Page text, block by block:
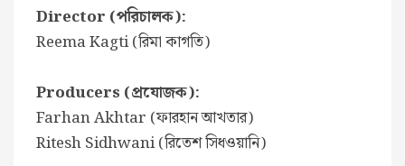
Director (পরিচালক):
Reema Kagti (রিমা কাগতি)
Producers (প্রযোজক):
Farhan Akhtar (ফারহান আখতার)
Ritesh Sidhwani (রিতেশ সিধওয়ানি)